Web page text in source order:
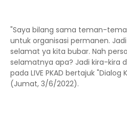
"Saya bilang sama teman-
untuk organisasi permanen.
selamat ya kita bubar. Nah
selamatnya apa? Jadi kira-kira
pada LIVE PKAD bertajuk "Dialog
(Jumat, 3/6/2022).